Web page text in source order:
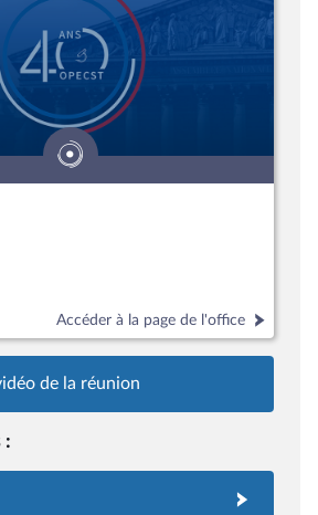
Accéder à la page de l'office
de la réunion
: